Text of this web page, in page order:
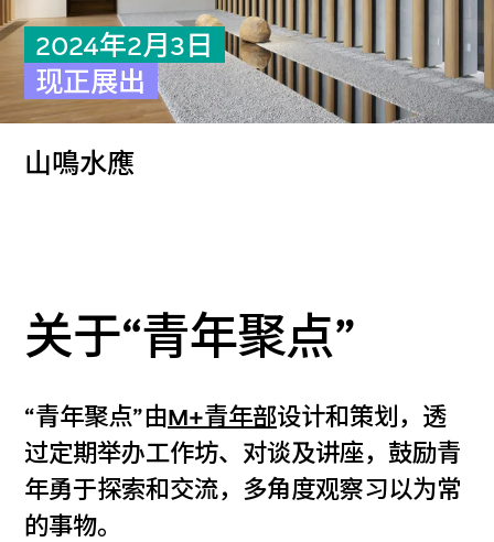
2024年2月3日
现正展出
山鳴水應
关于“青年聚点”
“青年聚点”由M+青年部设计和策划，透
过定期举办工作坊、对谈及讲座，鼓励青
年勇于探索和交流，多角度观察习以为常
的事物。